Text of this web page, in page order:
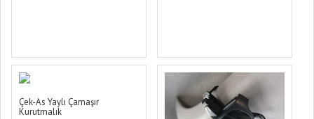
Çek-As Yaylı Çamaşır
Kurutmalık